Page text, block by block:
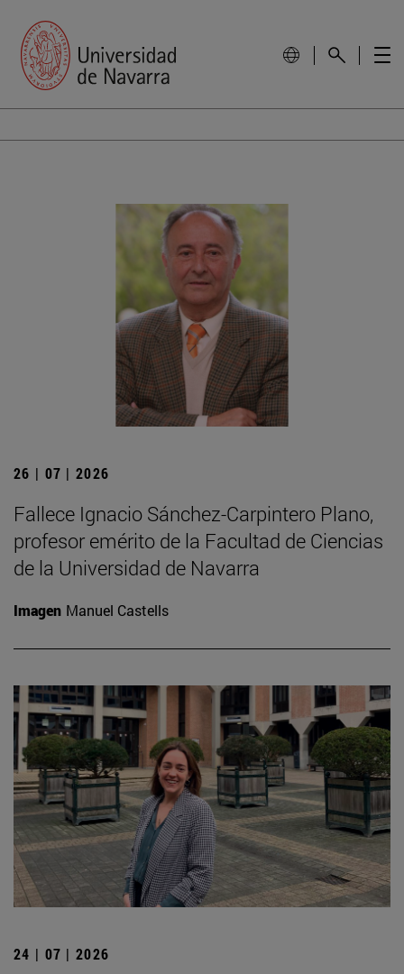
26 | 07 | 2026
Fallece Ignacio Sánchez-Carpintero Plano,
profesor emérito de la Facultad de Ciencias
de la Universidad de Navarra
Imagen Manuel Castells
24 | 07 | 2026